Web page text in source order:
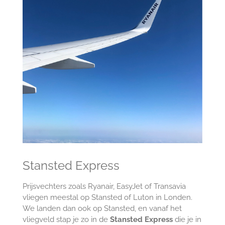
Stansted Express
Prijsvechters zoals Ryanair, EasyJet of Transavia
vliegen meestal op Stansted of Luton in Londen.
We landen dan ook op Stansted, en vanaf het
vliegveld stap je zo in de Stansted Expressdie je in